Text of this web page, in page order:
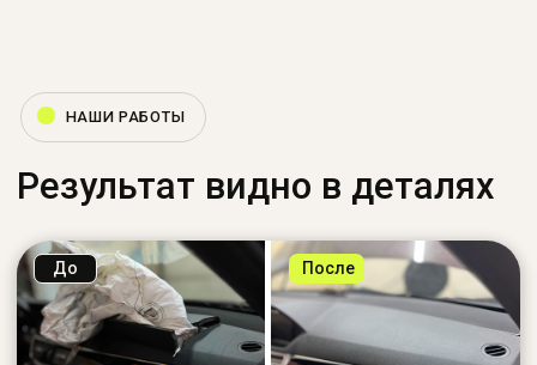
Проводим оценку, уточняем детали и
согласовываем стоимость и сроки
Восстановление
Восстанавливаем элементы салона с
соблюдением технологий и аккуратностью
3